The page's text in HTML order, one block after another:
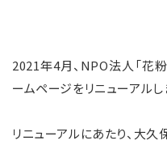
2021年4月、NPO法人「花
ームページをリニューアルし
リニューアルにあたり、大